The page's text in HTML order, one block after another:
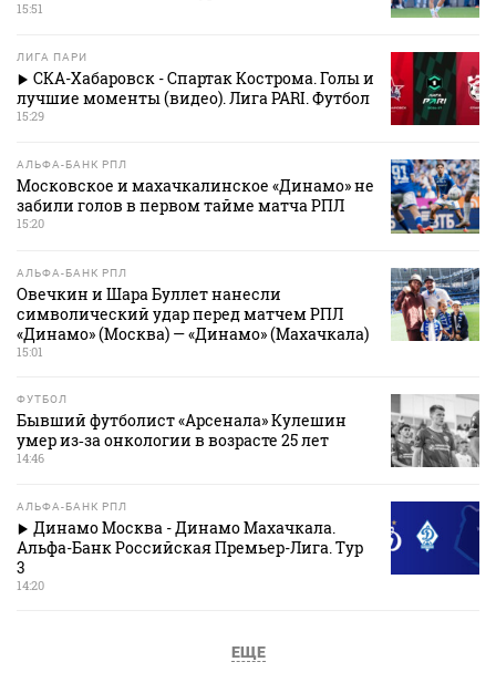
15:51
ЛИГА ПАРИ
СКА-Хабаровск - Спартак Кострома. Голы и
лучшие моменты (видео). Лига PARI. Футбол
15:29
АЛЬФА-БАНК РПЛ
Московское и махачкалинское «Динамо» не
забили голов в первом тайме матча РПЛ
15:20
АЛЬФА-БАНК РПЛ
Овечкин и Шара Буллет нанесли
символический удар перед матчем РПЛ
«Динамо» (Москва) — «Динамо» (Махачкала)
15:01
ФУТБОЛ
Бывший футболист «Арсенала» Кулешин
умер из‑за онкологии в возрасте 25 лет
14:46
АЛЬФА-БАНК РПЛ
Динамо Москва - Динамо Махачкала.
Альфа-Банк Российская Премьер-Лига. Тур
3
14:20
ЕЩЕ